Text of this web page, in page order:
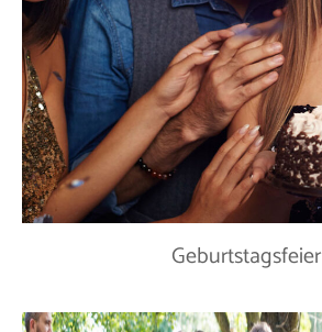
Geburtstagsfeier